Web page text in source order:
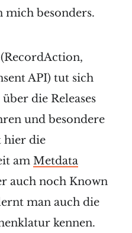
besonders.
API) tut sich
die Releases
und besondere
hier die
am Metdata
auch noch Known
man auch die
kennen.